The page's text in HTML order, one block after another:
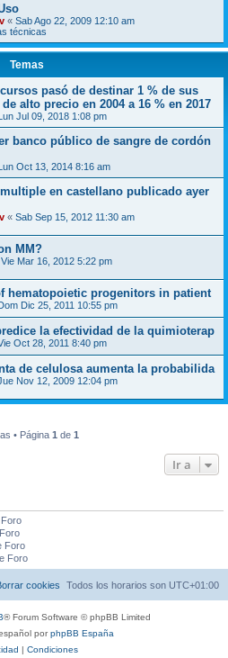
« Sab Ago 22, 2009 12:10 am
técnicas
Temas
pasó de destinar 1 % de sus
alto precio en 2004 a 16 % en 2017
Jul 09, 2018 1:08 pm
banco público de sangre de cordón
Oct 13, 2014 8:16 am
en castellano publicado ayer
« Sab Sep 15, 2012 11:30 am
MM?
Vie Mar 16, 2012 5:22 pm
hematopoietic progenitors in patient
Dic 25, 2011 10:55 pm
la efectividad de la quimioterap
Oct 28, 2011 8:40 pm
de celulosa aumenta la probabilida
Nov 12, 2009 12:04 pm
• Página 1 de 1
Ir a
Foro
Foro
Todos los horarios son UTC+01:00
cookies
® Forum Software © phpBB Limited
porphpBB España
| Condiciones